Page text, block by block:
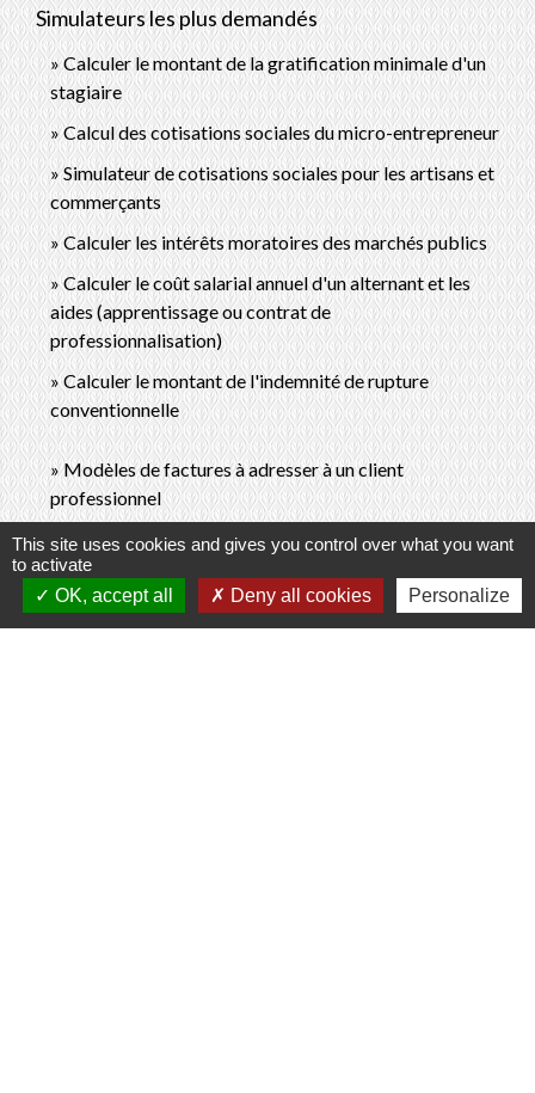
Simulateurs les plus demandés
Calculer le montant de la gratification minimale d'un
stagiaire
Calcul des cotisations sociales du micro-entrepreneur
Simulateur de cotisations sociales pour les artisans et
commerçants
Calculer les intérêts moratoires des marchés publics
Calculer le coût salarial annuel d'un alternant et les
aides (apprentissage ou contrat de
professionnalisation)
Calculer le montant de l'indemnité de rupture
conventionnelle
Modèles de factures à adresser à un client
professionnel
Demande d'attribution d'un numéro de TVA
intracommunautaire à un assujetti non redevable
Modèle d'acte de constitution de société
This site uses cookies and gives you control over what you want
to activate
OK, accept all
Deny all cookies Personalize